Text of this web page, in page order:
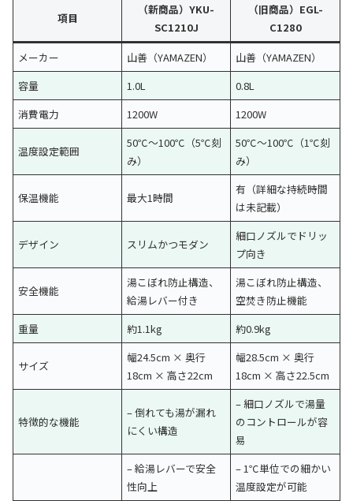
項目
（新商品）YKU-
SC1210J
（旧商品）EGL-
C1280
メーカー
山善（YAMAZEN）
山善（YAMAZEN）
容量
1.0L
0.8L
消費電力
1200W 1200W
温度設定範囲
50℃～100℃（5℃刻
み）
50℃～100℃（1℃刻
み）
保温機能 最大1時間
有（詳細な持続時間
は未記載）
デザイン スリムかつモダン
細口ノズルでドリッ
プ向き
安全機能
湯こぼれ防止構造、
給湯レバー付き
湯こぼれ防止構造、
空焚き防止機能
重量
約1.1kg 約0.9kg
サイズ
幅24.5cm × 奥行
18cm × 高さ22cm
幅28.5cm × 奥行
18cm × 高さ22.5cm
特徴的な機能
– 倒れても湯が漏れ
にくい構造
– 細口ノズルで湯量
のコントロールが容
易
– 給湯レバーで安全
性向上
– 1℃単位での細かい
温度設定が可能